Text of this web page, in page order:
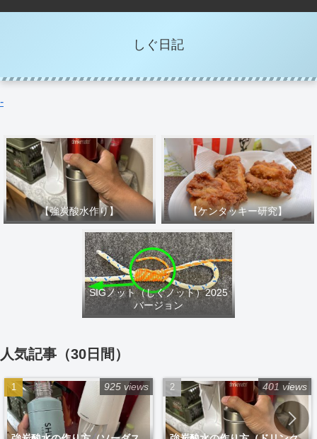
しぐ日記
-
【強炭酸水作り】 【ケンタッキー研究】
SIGノット（しぐノット）2025
バージョン
人気記事（30日間）
925 views 401 views